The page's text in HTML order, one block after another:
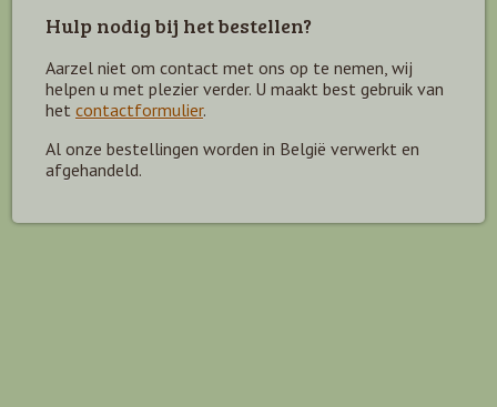
Hulp nodig bij het bestellen?
Aarzel niet om contact met ons op te nemen, wij
helpen u met plezier verder. U maakt best gebruik van
het contactformulier.
Al onze bestellingen worden in België verwerkt en
afgehandeld.